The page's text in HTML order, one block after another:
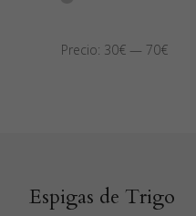
Precio: 30€— 70€
Espigas de Trigo